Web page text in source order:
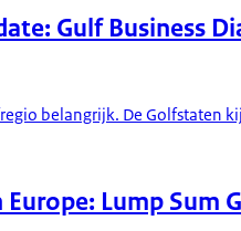
Gulf Business
belangrijk. De Golfstaten
Lump Sum